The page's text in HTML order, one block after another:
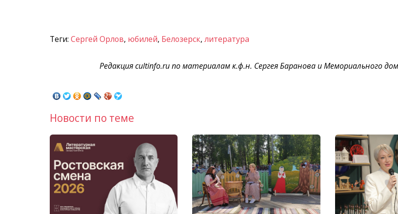
Теги: Сергей Орлов, юбилей, Белозерск, литература
Редакция cultinfo.ru по материалам к.ф.н. Сергея Баранова и Мемориального
Новости по теме